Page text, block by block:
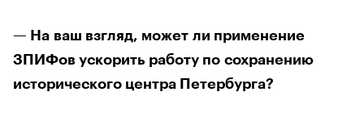
— На ваш взгляд, может ли применение
ЗПИФов ускорить работу по сохранению
исторического центра Петербурга?